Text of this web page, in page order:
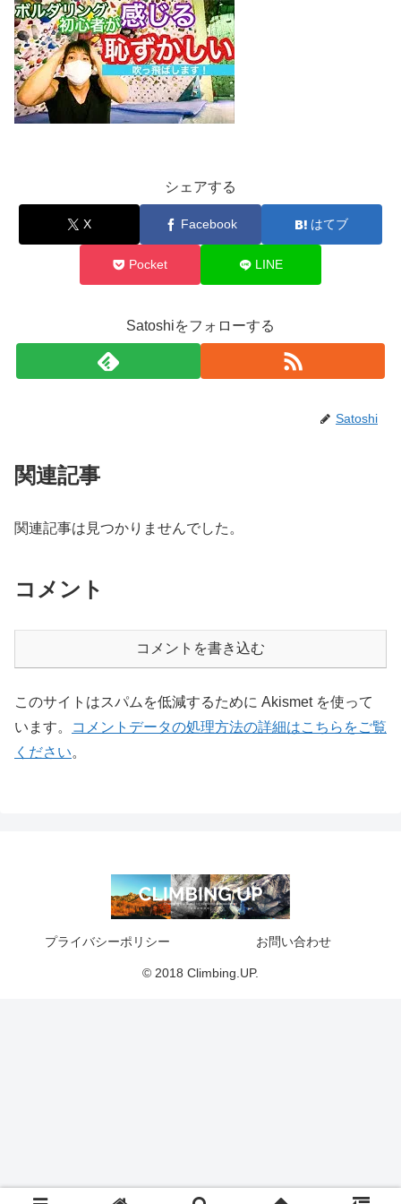
シェアする
X Facebook はてブ
Pocket LINE
Satoshiをフォローする
Satoshi
関連記事
関連記事は見つかりませんでした。
コメント
コメントを書き込む
このサイトはスパムを低減するために Akismet を使って
います。
コメントデータの処理方法の詳細はこちらをご覧
ください。
プライバシーポリシー お問い合わせ
© 2018 Climbing.UP.